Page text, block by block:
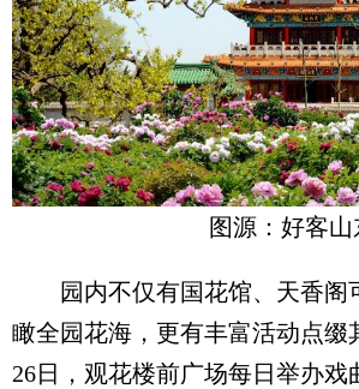
图源：好客山
园内不仅有国花馆、天香阁
瞰全园花海，更有丰富活动点缀
26日，观花楼前广场每日举办戏